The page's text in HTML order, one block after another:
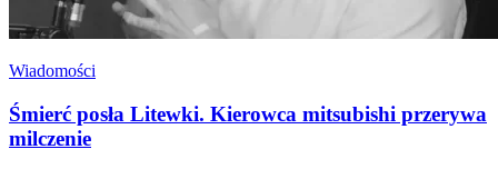
Wiadomości
Śmierć posła Litewki. Kierowca mitsubishi przerywa
milczenie